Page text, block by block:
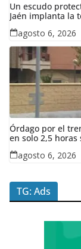
Un escudo
Jaén implanta la
agosto 6, 2026
Órdago por el
en solo 2,5
agosto 6, 2026
TG: Ads